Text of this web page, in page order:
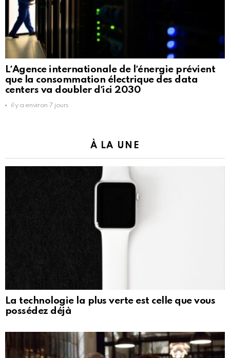
LʼAgence internationale de lʼénergie prévient
que la consommation électrique des data
centers va doubler dʼici 2030
il y a environ 7 jours
À LA UNE
La technologie la plus verte est celle que vous
possédez déjà